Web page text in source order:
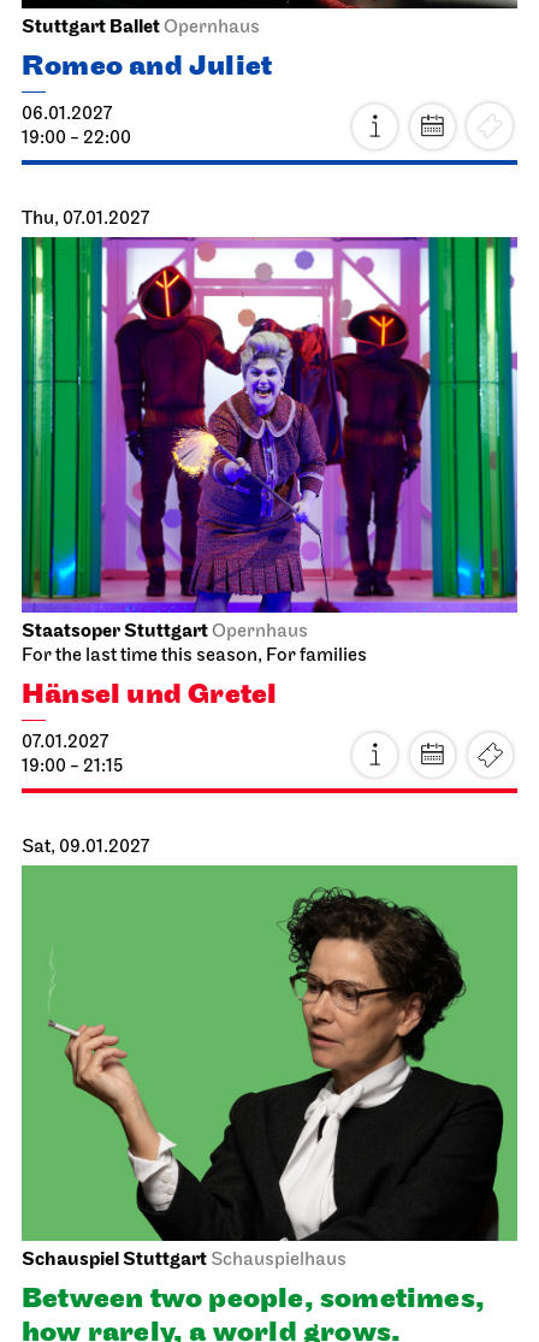
Stuttgart BalletOpernhaus
Romeo and Juliet
19:00 - 22:00
Thu, 07.01.2027
Opernhaus
For the last time this season, For families
Hänsel und Gretel
Sat, 09.01.2027